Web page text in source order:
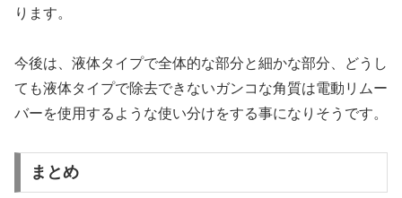
ります。
今後は、液体タイプで全体的な部分と細かな部分、どうし
ても液体タイプで除去できないガンコな角質は電動リムー
バーを使用するような使い分けをする事になりそうです。
まとめ